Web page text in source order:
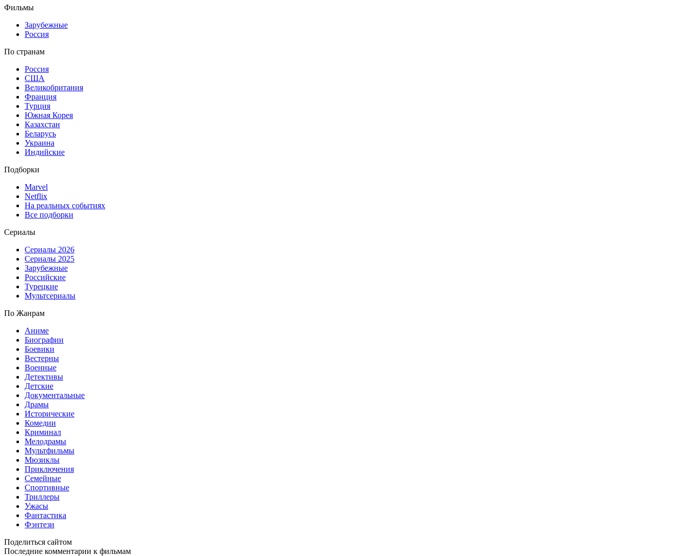
Фильмы
Зарубежные
Россия
По странам
Россия
США
Великобритания
Франция
Турция
Южная Корея
Казахстан
Беларусь
Украина
Индийские
Подборки
Marvel
Netflix
На реальных событиях
Все подборки
Сериалы
Сериалы 2026
Сериалы 2025
Зарубежные
Российские
Турецкие
Мультсериалы
По Жанрам
Аниме
Биографии
Боевики
Вестерны
Военные
Детективы
Детские
Документальные
Драмы
Исторические
Комедии
Криминал
Мелодрамы
Мультфильмы
Мюзиклы
Приключения
Семейные
Спортивные
Триллеры
Ужасы
Фантастика
Фэнтези
Поделиться сайтом
Последние комментарии к фильмам